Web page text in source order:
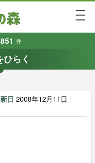
件
らく
す
で探す
日 2008年12月11日